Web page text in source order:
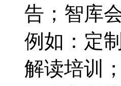
告；智库
例如：定
解读培训